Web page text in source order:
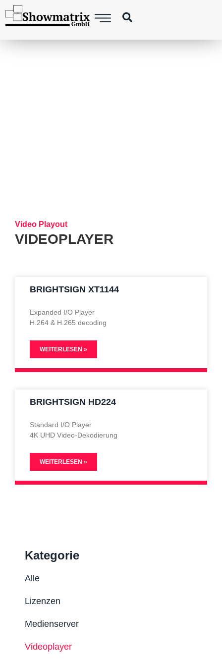
Kategorie
Alle
Lizenzen
Medienserver
Videoplayer
Video Playout
VIDEOPLAYER
BRIGHTSIGN XT1144
Expanded I/O Player
H.264 & H.265 decoding
WEITERLESEN »
BRIGHTSIGN HD224
Standard I/O Player
4K UHD Video-Dekodierung
WEITERLESEN »